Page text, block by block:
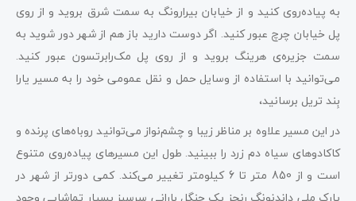
به پیاده‌روی کنید و از خیابان بیرارونگ به سمت شرق بروید و از روی
پل خیابان چرچ عبور کنید. اگر دوست دارید باز هم از شهر دور شوید به
سمت جزیره‌ی هرینگ بروید و از روی پل مک‌رابرتسون عبور کنید.
می‌توانید با استفاده از وسایل حمل و نقل عمومی خود را به مسیر یارا
بِند تریل برسانید،
در این مسیر علاوه بر مناظر زیبا و چشم‌نواز می‌توانید روباه‌های پرنده و
کاکادوهای سیاه دم‌ زرد را ببینید. طول این مسیرهای پیاده‌روی متنوع
است و از 850 متر تا 6 کیلومتر تغییر می‌کند. کمی دورتر از شهر در